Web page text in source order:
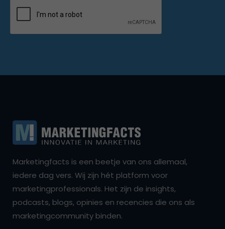
Marketingfacts is een beetje van ons allemaal,
iedere dag vers. Wij zijn hét platform voor
marketingprofessionals. Het zijn de insights,
podcasts, blogs, opinies en recencies die ons als
marketingcommunity binden.